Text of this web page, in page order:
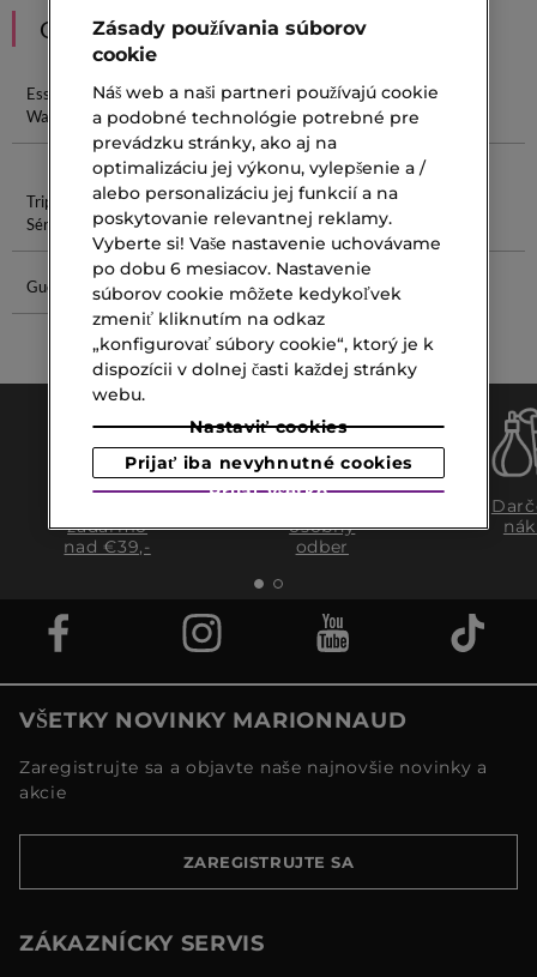
ODPORÚČANIA
Essence
Water
Centella
Sérum
Estée Lauder
Resilience
Multi Effect
Cleansing
Balm
Triple C
Sérum
Mandľové
Maslo
Yves Laurent
Gucci Eau
Pleťové
Krémy Na
zadarmo
nad €39,-
osobný
odber
VŠETKY NOVINKY MARIONNAUD
Zaregistrujte sa a objavte naše najnovšie novinky a
akcie
ZAREGISTRUJTE SA
ZÁKAZNÍCKY SERVIS
Zásady používania súborov
cookie
Náš web a naši partneri používajú cookie
a podobné technológie potrebné pre
prevádzku stránky, ako aj na
optimalizáciu jej výkonu, vylepšenie a /
alebo personalizáciu jej funkcií a na
poskytovanie relevantnej reklamy.
Vyberte si! Vaše nastavenie uchovávame
po dobu 6 mesiacov. Nastavenie
súborov cookie môžete kedykoľvek
zmeniť kliknutím na odkaz
„konfigurovať súbory cookie“, ktorý je k
dispozícii v dolnej časti každej stránky
webu.
Nastaviť cookies
Prijať iba nevyhnutné cookies
Prijať všetko